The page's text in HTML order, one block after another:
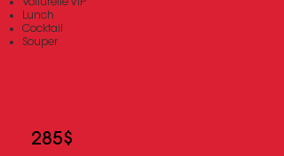
Voiturette VIP
Lunch
Cocktail
Souper
285$